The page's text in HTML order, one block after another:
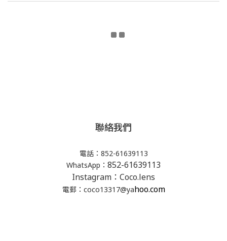
聯絡我們
電話：852-61639113
WhatsApp： 852-61639113
Instagram：Coco.lens
電郵：coco13317@yahoo.com